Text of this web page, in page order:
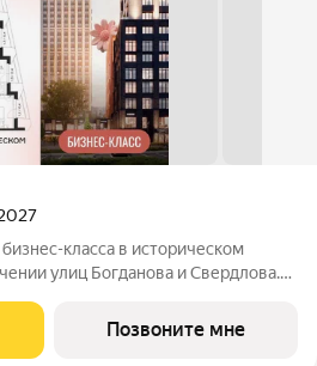
класса в историческом
улиц Богданова и Свердлова.
Позвоните мне